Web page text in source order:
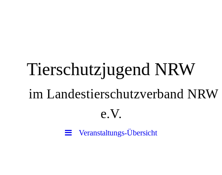
Tierschutzjugend NRW
im Landestierschutzverband NRW
e.V.
Veranstaltungs-Übersicht